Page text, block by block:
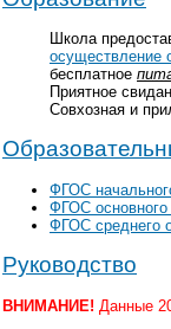
Школа
осуществление
бесплатное
Приятное
Совхозная и
ФГОС
ФГОС основного
ФГОС среднего
Руководство
ВНИМАНИЕ! Данные